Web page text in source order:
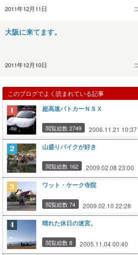
2011年12月11日
大阪に来てます。
2011年12月10日
このブログでよく読まれている記事
超高速パトカーＮＳＸ
閲覧総数 2749 2006.11.21 10:37
山盛りバイクが好き
閲覧総数 162 2009.02.08 23:00
ワット・ケーク寺院
閲覧総数 74 2009.02.10 22:28
晴れた休日の迷宮。
閲覧総数 8 2005.11.04 00:40